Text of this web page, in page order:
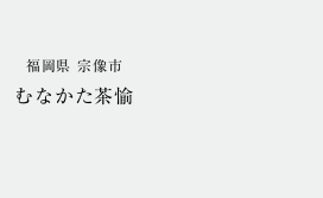
福岡県 宗像市
むなかた茶愉